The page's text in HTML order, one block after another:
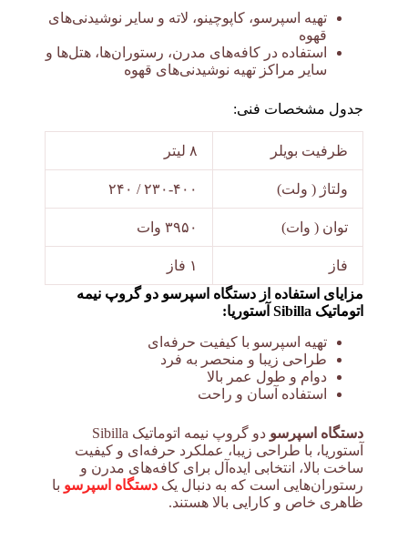
تهیه اسپرسو، کاپوچینو، لاته و سایر نوشیدنی‌های
قهوه
استفاده در کافه‌های مدرن، رستوران‌ها، هتل‌ها و
سایر مراکز تهیه نوشیدنی‌های قهوه
جدول مشخصات فنی:
ظرفیت بویلر ۸ لیتر
ولتاژ ( ولت) ۲۳۰-۴۰۰ / ۲۴۰
توان ( وات) ۳۹۵۰ وات
فاز
۱ فاز
مزایای استفاده از دستگاه اسپرسو دو گروپ نیمه
اتوماتیک Sibilla آستوریا:
تهیه اسپرسو با کیفیت حرفه‌ای
طراحی زیبا و منحصر به فرد
دوام و طول عمر بالا
استفاده آسان و راحت
دستگاه اسپرسو
دو گروپ نیمه اتوماتیک Sibilla
آستوریا، با طراحی زیبا، عملکرد حرفه‌ای و کیفیت
ساخت بالا، انتخابی ایده‌آل برای کافه‌های مدرن و
رستوران‌هایی است که به دنبال یک دستگاه اسپرسو با
ظاهری خاص و کارایی بالا هستند.